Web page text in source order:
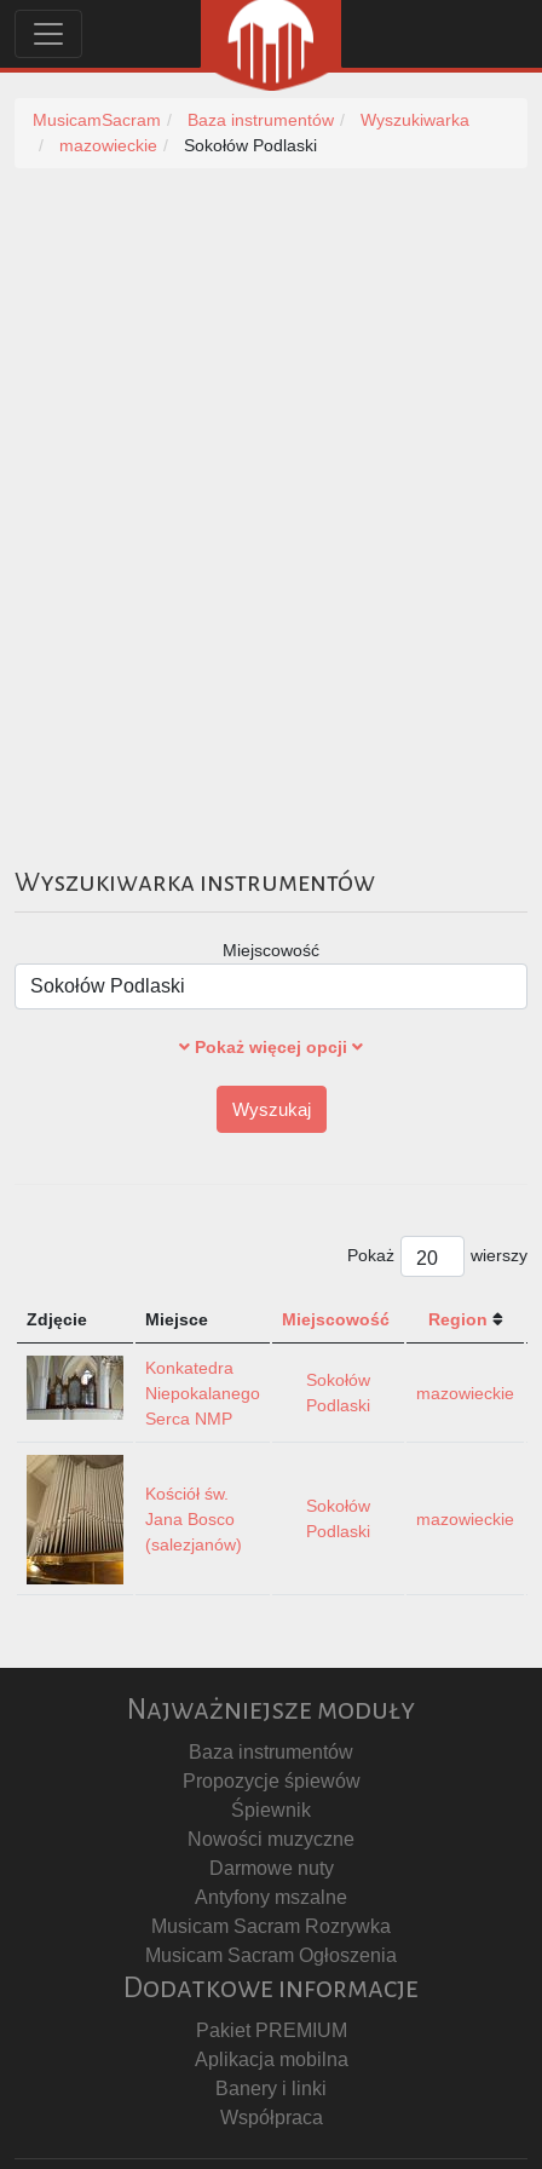
MusicamSacram Baza instrumentów
Wyszukiwarka
mazowieckie
Sokołów Podlaski
Wyszukiwarka instrumentów
Miejscowość
Pokaż więcej opcji
Wyszukaj
Pokaż wierszy
Zdjęcie Miejsce Miejscowość Region
Konkatedra
Niepokalanego
Serca NMP
Sokołów
Podlaski
mazowieckie
Kościół św.
Jana Bosco
(salezjanów)
Sokołów
Podlaski
mazowieckie
Najważniejsze moduły
Baza instrumentów
Propozycje śpiewów
Śpiewnik
Nowości muzyczne
Darmowe nuty
Antyfony mszalne
Musicam Sacram Rozrywka
Musicam Sacram Ogłoszenia
Dodatkowe informacje
Pakiet PREMIUM
Aplikacja mobilna
Banery i linki
Współpraca